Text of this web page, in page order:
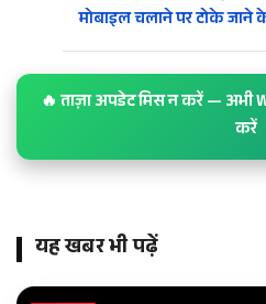
मोबाइल चलाने पर टोके जाने
🔥 ताज़ा अपडेट मिस न करें — अभी
करें
यह खबर भी पढ़ें